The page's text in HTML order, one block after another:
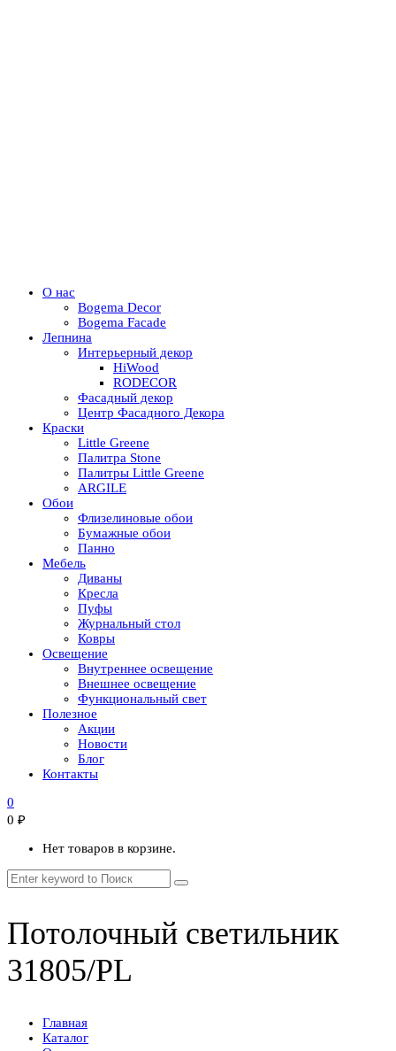
О нас
Bogema Decor
Bogema Facade
Лепнина
Интерьерный декор
HiWood
RODECOR
Фасадный декор
Центр Фасадного Декора
Краски
Little Greene
Палитра Stone
Палитры Little Greene
ARGILE
Обои
Флизелиновые обои
Бумажные обои
Панно
Мебель
Диваны
Кресла
Пуфы
Журнальный стол
Ковры
Освещение
Внутреннее освещение
Внешнее освещение
Функциональный свет
Полезное
Акции
Новости
Блог
Контакты
0
0 ₽
Нет товаров в корзине.
Потолочный светильник
31805/PL
Главная
Каталог